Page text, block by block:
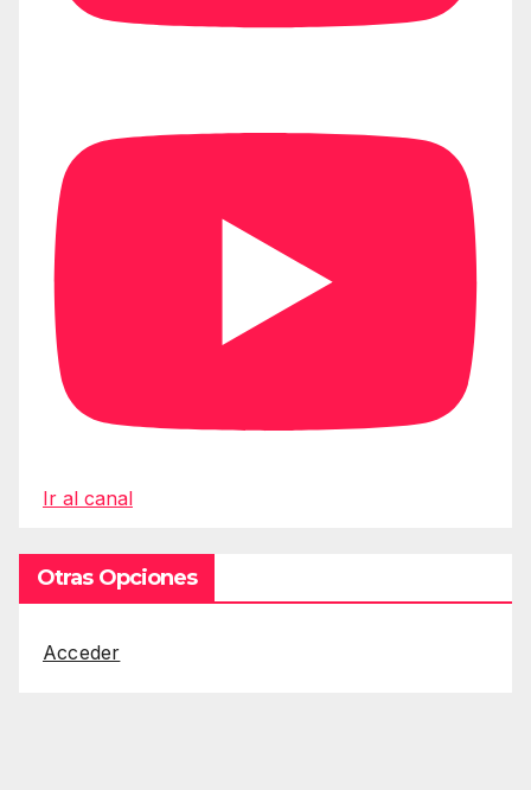
Ir al canal
Otras Opciones
Acceder